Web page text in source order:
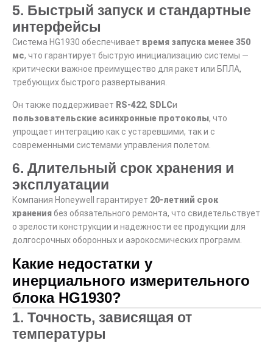
5. Быстрый запуск и стандартные
интерфейсы
Система HG1930 обеспечивает время запуска менее 350
мс, что гарантирует быструю инициализацию системы —
критически важное преимущество для ракет или БПЛА,
требующих быстрого развертывания.
Он также поддерживает RS-422, SDLCи
пользовательские асинхронные протоколы, что
упрощает интеграцию как с устаревшими, так и с
современными системами управления полетом.
6. Длительный срок хранения и
эксплуатации
Компания Honeywell гарантирует 20-летний срок
хранениябез обязательного ремонта, что свидетельствует
о зрелости конструкции и надежности ее продукции для
долгосрочных оборонных и аэрокосмических программ.
Какие недостатки у
инерциального измерительного
блока HG1930?
1. Точность, зависящая от
температуры